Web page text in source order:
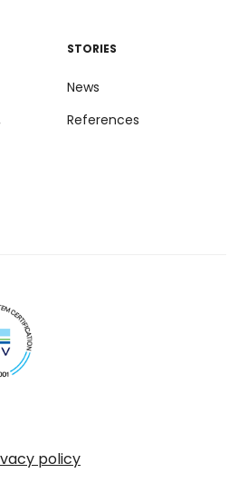
STORIES
News
References
policy